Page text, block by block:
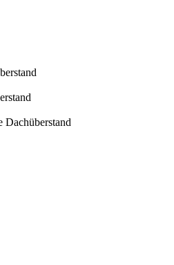
Dachüberstand